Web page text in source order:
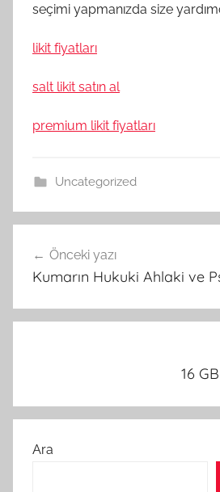
seçimi yapmanızda size
likit fiyatları
salt likit satın al
premium likit fiyatları
Uncategorized
gezinmesi
Önceki yazı
Kumarın Hukuki Ahlaki ve
16
Ara